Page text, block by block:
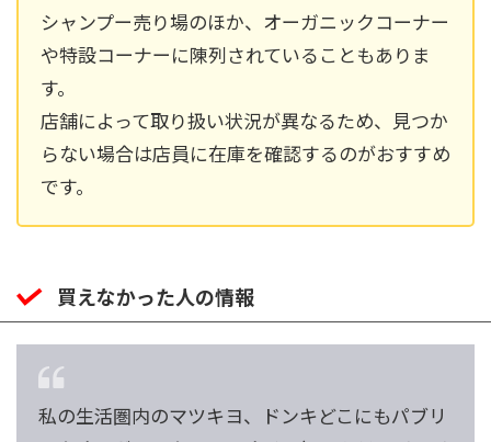
シャンプー売り場のほか、オーガニックコーナー
や特設コーナーに陳列されていることもありま
す。
店舗によって取り扱い状況が異なるため、見つか
らない場合は店員に在庫を確認するのがおすすめ
です。
買えなかった人の情報
私の生活圏内のマツキヨ、ドンキどこにもパブリ